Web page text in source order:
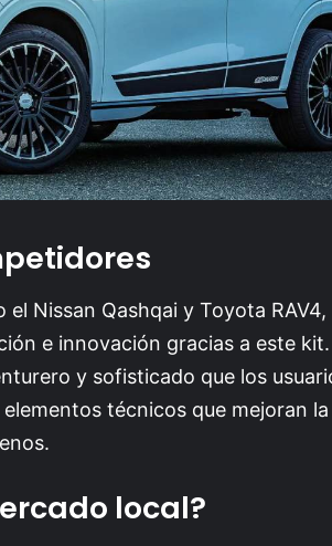
Nissan Qashqai y Toyota RAV4,
e innovación gracias a este
y sofisticado que los
técnicos que mejoran la
local?